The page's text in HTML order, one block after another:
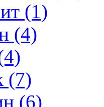
(1)
(4)
(7)
(6)